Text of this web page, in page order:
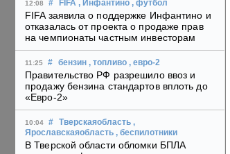
12:08 # FIFA , Инфантино , футбол
FIFA заявила о поддержке Инфантино и
отказалась от проекта о продаже прав
на чемпионаты частным инвесторам
11:25 # бензин , топливо , евро-2
Правительство РФ разрешило ввоз и
продажу бензина стандартов вплоть до
«Евро-2»
10:04 # Тверскаяобласть ,
Ярославскаяобласть , беспилотники
В Тверской области обломки БПЛА